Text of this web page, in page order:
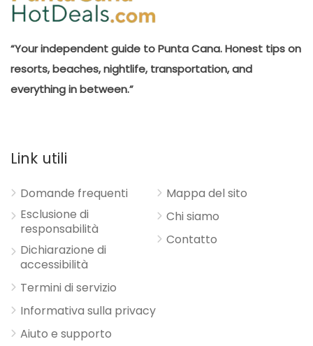
“Your independent guide to Punta Cana. Honest tips on
resorts, beaches, nightlife, transportation, and
everything in between.”
Link utili
Domande frequenti
Esclusione di
responsabilità
Dichiarazione di
accessibilità
Termini di servizio
Informativa sulla privacy
Aiuto e supporto
Mappa del sito
Chi siamo
Contatto